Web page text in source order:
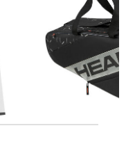
RACQUET BAG